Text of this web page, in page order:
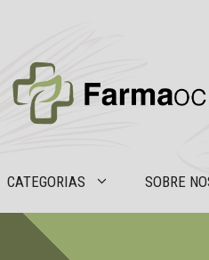
CATEGORIAS SOBRE